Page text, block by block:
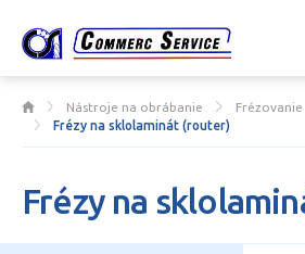
Nástroje na obrábanie
Frézovanie
Frézy na sklolaminát (router)
Frézy na